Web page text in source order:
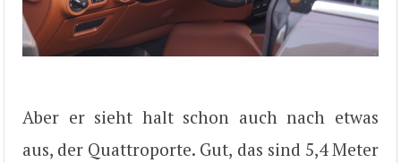
Aber er sieht halt schon auch nach etwas
aus, der Quattroporte. Gut, das sind 5,4 Meter